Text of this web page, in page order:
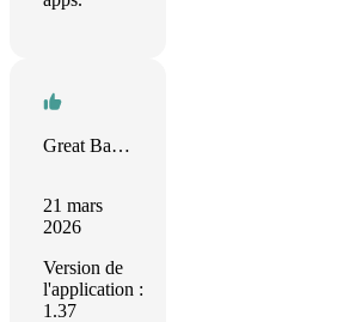
Great Battery App!
21 mars
2026
Version de
l'application :
1.37